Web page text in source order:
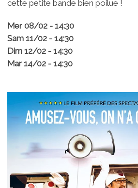
cette petite bande bien poilue !
Mer 08/02 - 14:30
Sam 11/02 - 14:30
Dim 12/02 - 14:30
Mar 14/02 - 14:30